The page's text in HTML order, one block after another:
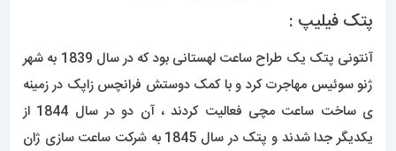
پتک فیلیپ :
آنتونی پتک یک طراح ساعت لهستانی بود که در سال 1839 به شهر
ژنو سوئیس مهاجرت کرد و با کمک دوستش فرانچس زاپک در زمینه
ی ساخت ساعت مچی فعالیت کردند ، آن دو در سال 1844 از
یکدیگر جدا شدند و پتک در سال 1845 به شرکت ساعت سازی ژان